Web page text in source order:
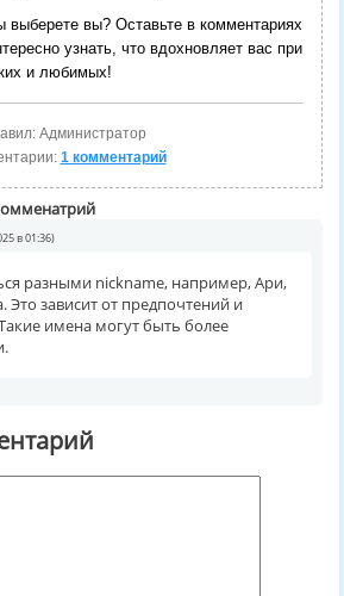
вы? Оставьте в комментариях
узнать, что вдохновляет вас при
и любимых!
Администратор
1 комментарий
в 01:36)
разными nickname, например, Ари,
зависит от предпочтений и
имена могут быть более